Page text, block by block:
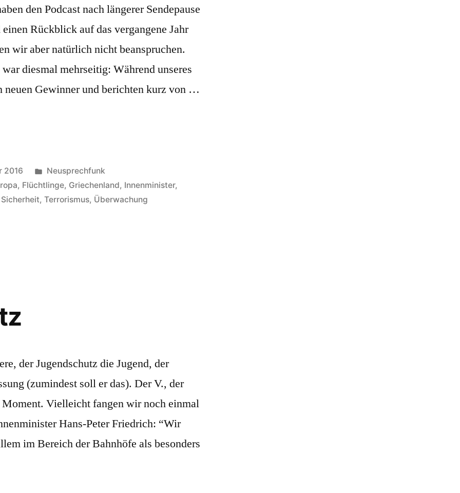
den Podcast nach längerer Sendepause
Rückblick auf das vergangene Jahr
wir aber natürlich nicht beanspruchen.
diesmal mehrseitig: Während unseres
neuen Gewinner und berichten kurz von …
2016
Veröffentlicht
in
Neusprechfunk
, Flüchtlinge, Griechenland, Innenminister,
Sicherheit,Terrorismus, Überwachung
der Jugendschutz die Jugend, der
(zumindest soll er das). Der V., der
Vielleicht fangen wir noch einmal
Hans-Peter Friedrich: “Wir
im Bereich der Bahnhöfe als besonders